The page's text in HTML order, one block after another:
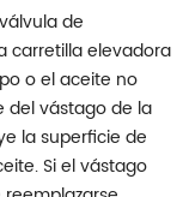
de
carretilla elevadora
o el aceite no
del vástago de la
la superficie de
Si el vástago